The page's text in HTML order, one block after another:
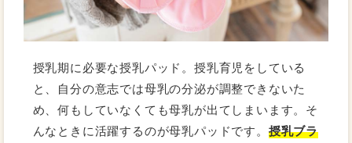
授乳期に必要な授乳パッド。授乳育児をしている
と、自分の意志では母乳の分泌が調整できないた
め、何もしていなくても母乳が出てしまいます。そ
んなときに活躍するのが母乳パッドです。 授乳ブラ